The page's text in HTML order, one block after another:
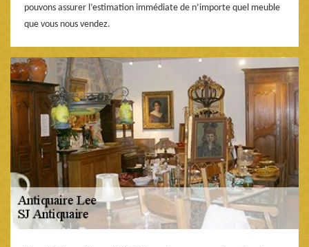
pouvons assurer l’estimation immédiate de n’importe quel meuble
que vous nous vendez.